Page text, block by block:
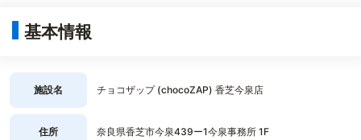
基本情報
施設名 チョコザップ (chocoZAP) 香芝今泉店
住所 奈良県香芝市今泉439ー1今泉事務所 1F